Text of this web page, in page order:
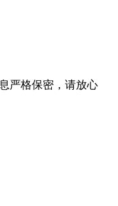
严格保密，请放心